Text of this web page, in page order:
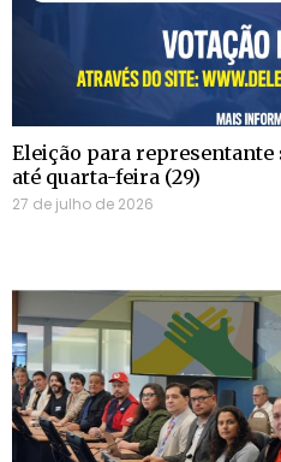
Eleição para representante
até quarta-feira (29)
27 de julho de 2026